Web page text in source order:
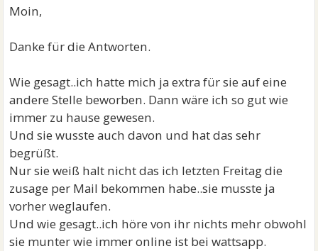
Moin,
Danke für die Antworten.
Wie gesagt..ich hatte mich ja extra für sie auf eine
andere Stelle beworben. Dann wäre ich so gut wie
immer zu hause gewesen.
Und sie wusste auch davon und hat das sehr
begrüßt.
Nur sie weiß halt nicht das ich letzten Freitag die
zusage per Mail bekommen habe..sie musste ja
vorher weglaufen.
Und wie gesagt..ich höre von ihr nichts mehr obwohl
sie munter wie immer online ist bei wattsapp.